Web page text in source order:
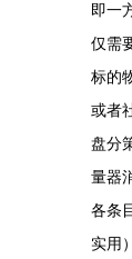
即一
仅需
标的
或者
盘分
量器
各条
实用